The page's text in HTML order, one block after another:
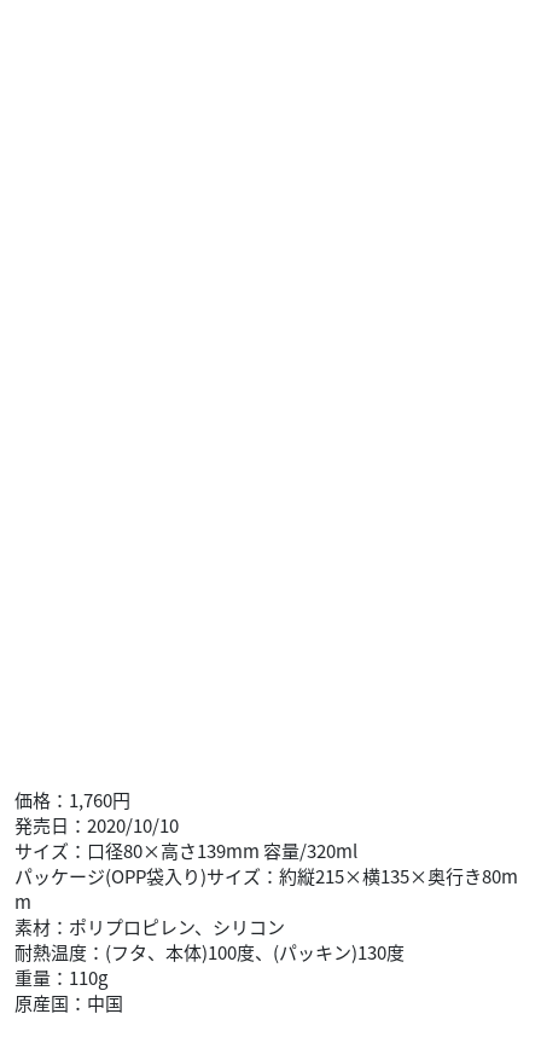
価格：1,760円
発売日：2020/10/10
サイズ：口径80×高さ139mm 容量/320ml
パッケージ(OPP袋入り)サイズ：約縦215×横135×奥行き80m
m
素材：ポリプロピレン、シリコン
耐熱温度：(フタ、本体)100度、(パッキン)130度
重量：110g
原産国：中国